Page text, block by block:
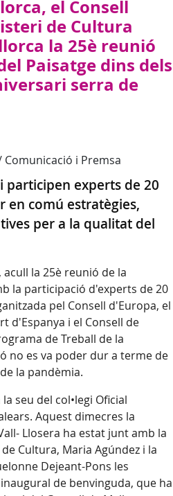
el Consell
de Cultura
la 25è reunió
Paisatge dins dels
serra de
i Premsa
participen experts de 20
en comú estratègies,
per a la qualitat del
la 25è reunió de la
la participació d'experts de 20
pel Consell d'Europa, el
d'Espanya i el Consell de
de Treball de la
no es va poder dur a terme de
la pandèmia.
seu del col•legi Oficial
Aquest dimecres la
Llosera ha estat junt amb la
Cultura, Maria Agúndez i la
Dejeant-Pons les
de benvinguda, que ha